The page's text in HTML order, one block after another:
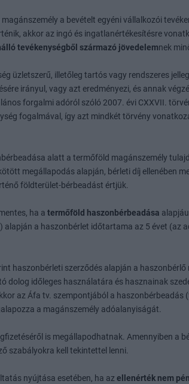
a bevételt egyéni vállalkozói
akkor az ingó és ingatlanértékesítésre
tevékenységből származó jövedelemnek
üzletszerű, illetőleg tartós vagy rendszeres
irányul, vagy azt eredményezi, és annak
forgalmi adóról szóló 2007. évi CXXVII.
fogalmával, így azt mindkét törvény
alatt a termőföld magánszemély
megállapodás alapján, bérleti díj ellenében
földterület-bérbeadást értjük.
ha a termőföld haszonbérbeadása
a haszonbérlet időtartama az 5 évet (az
haszonbérleti szerződés alapján a
időleges használatára és hasznainak
az Áfa tv. szempontjából a haszonbérbeadás
a magánszemély adóalanyiságát.
is megállapodhatnak. Amennyiben a
szabályokra kell tekintettel lenni.
nyújtása esetében, ha azellenérték nem